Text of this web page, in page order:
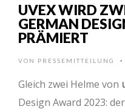
UVEX WIRD
GERMAN
PRÄMIERT
VON PRESSEMITTEILUNG •
Gleich zwei Helme von
Design Award 2023: